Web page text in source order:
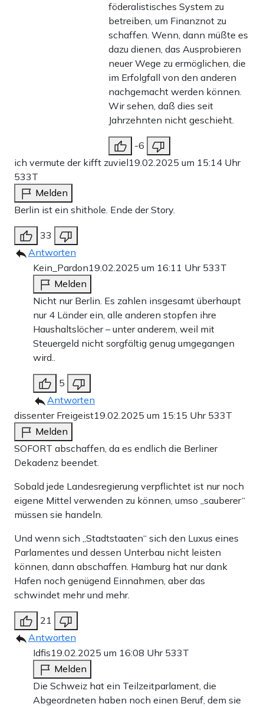
föderalistisches System zu
betreiben, um Finanznot zu
schaffen. Wenn, dann müßte es
dazu dienen, das Ausprobieren
neuer Wege zu ermöglichen, die
im Erfolgfall von den anderen
nachgemacht werden können.
Wir sehen, daß dies seit
Jahrzehnten nicht geschieht.
-6
ich vermute der kifft zuviel19.02.2025 um 15:14 Uhr
533T
Melden
Berlin ist ein shithole. Ende der Story.
33
Antworten
Kein_Pardon19.02.2025 um 16:11 Uhr 533T
Melden
Nicht nur Berlin. Es zahlen insgesamt überhaupt
nur 4 Länder ein, alle anderen stopfen ihre
Haushaltslöcher – unter anderem, weil mit
Steuergeld nicht sorgfältig genug umgegangen
wird..
5
Antworten
dissenter Freigeist19.02.2025 um 15:15 Uhr 533T
Melden
SOFORT abschaffen, da es endlich die Berliner
Dekadenz beendet.
Sobald jede Landesregierung verpflichtet ist nur noch
eigene Mittel verwenden zu können, umso „sauberer“
müssen sie handeln.
Und wenn sich „Stadtstaaten“ sich den Luxus eines
Parlamentes und dessen Unterbau nicht leisten
können, dann abschaffen. Hamburg hat nur dank
Hafen noch genügend Einnahmen, aber das
schwindet mehr und mehr.
21
Antworten
Idfis19.02.2025 um 16:08 Uhr 533T
Melden
Die Schweiz hat ein Teilzeitparlament, die
Abgeordneten haben noch einen Beruf, dem sie